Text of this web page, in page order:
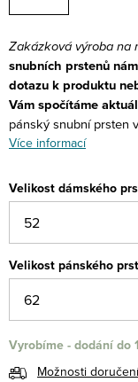
Zakázková výroba na
snubních prstenů
dotazu k produktu
Vám spočítáme
pánský snubní prsten
Více informací
Velikost dámského
Velikost pánského
Vyrobíme - dodání do
Možnosti doručení